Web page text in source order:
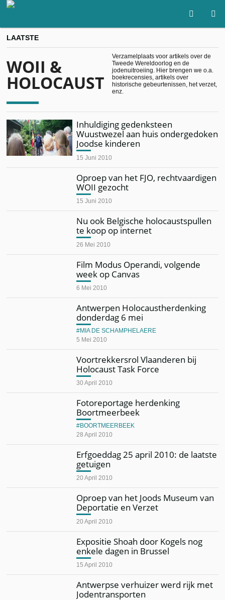
LAATSTE
WOII &
HOLOCAUST
Verzamelplaats voor artikels over de
Tweede Wereldoorlog en de
jodenuitroeiing. Hier brengen we o.a.
boekrecensies, artikels over
historische gebeurtenissen, het verzet,
enz.
Inhuldiging gedenksteen
Wuustwezel aan huis ondergedoken
Joodse kinderen
15 Juni 2010
Oproep van het FJO, rechtvaardigen
WOII gezocht
15 Juni 2010
Nu ook Belgische holocaustspullen
te koop op internet
26 Mei 2010
Film Modus Operandi, volgende
week op Canvas
6 Mei 2010
Antwerpen Holocaustherdenking
donderdag 6 mei
5 Mei 2010
MIA DE SCHAMPHELAERE
Voortrekkersrol Vlaanderen bij
Holocaust Task Force
30 April 2010
Fotoreportage herdenking
Boortmeerbeek
28 April 2010
BOORTMEERBEEK
Erfgoeddag 25 april 2010: de laatste
getuigen
20 April 2010
Oproep van het Joods Museum van
Deportatie en Verzet
20 April 2010
Expositie Shoah door Kogels nog
enkele dagen in Brussel
15 April 2010
Antwerpse verhuizer werd rijk met
Jodentransporten